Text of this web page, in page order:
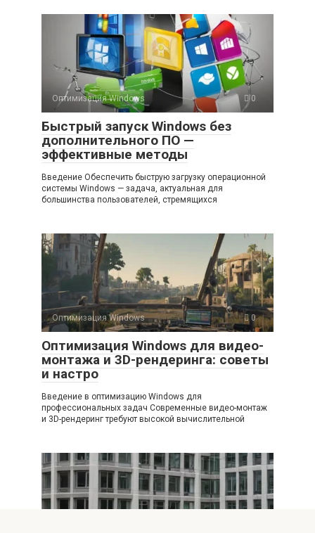
Оптимизация Windows 0
Быстрый запуск Windows без
дополнительного ПО —
эффективные методы
Введение Обеспечить быструю загрузку операционной
системы Windows — задача, актуальная для
большинства пользователей, стремящихся
Оптимизация Windows 0
Оптимизация Windows для видео-
монтажа и 3D-рендеринга: советы
и настро
Введение в оптимизацию Windows для
профессиональных задач Современные видео-монтаж
и 3D-рендеринг требуют высокой вычислительной